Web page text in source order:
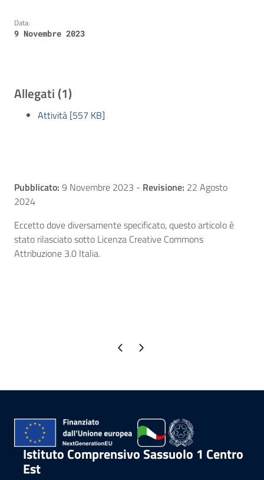
Data:
9 Novembre 2023
Allegati (1)
Attività [557 KB]
Pubblicato: 9 Novembre 2023 - Revisione: 22 Agosto
2024
Eccetto dove diversamente specificato, questo articolo è
stato rilasciato sotto Licenza Creative Commons
Attribuzione 3.0 Italia.
Pagina precedente
Pagina successiva
Istituto Comprensivo Sassuolo 1 Centro
Est